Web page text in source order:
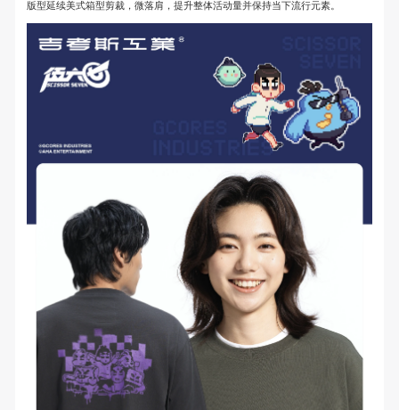
版型延续美式箱型剪裁，微落肩，提升整体活动量并保持当下流行元素。